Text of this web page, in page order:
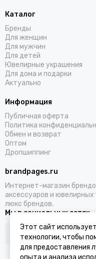
Каталог
Бренды
Для женщин
Для мужчин
Для детей
Ювелирные украшения
Для дома и подарки
Актуально
Информация
Публичная оферта
Политика
Обмен и возврат
Оптом
Дропшиппинг
brandpages.ru
Интернет-магазин
аксессуаров и
люкс брендов.
Мы в социальных сетях
Этот сайт
технологии, чтобы
для предоставления
опыта и анализа